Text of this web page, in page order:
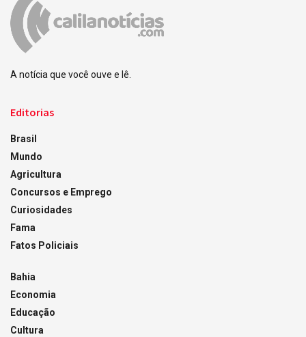
A notícia que você ouve e lê.
Editorias
Brasil
Mundo
Agricultura
Concursos e Emprego
Curiosidades
Fama
Fatos Policiais
Bahia
Economia
Educação
Cultura